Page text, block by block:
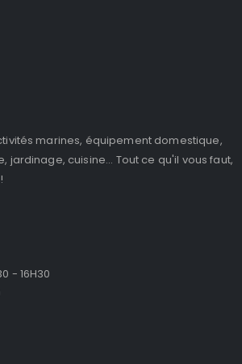
marines, équipement domestique,
jardinage, cuisine... Tout ce qu'il vous faut,
- 16H30